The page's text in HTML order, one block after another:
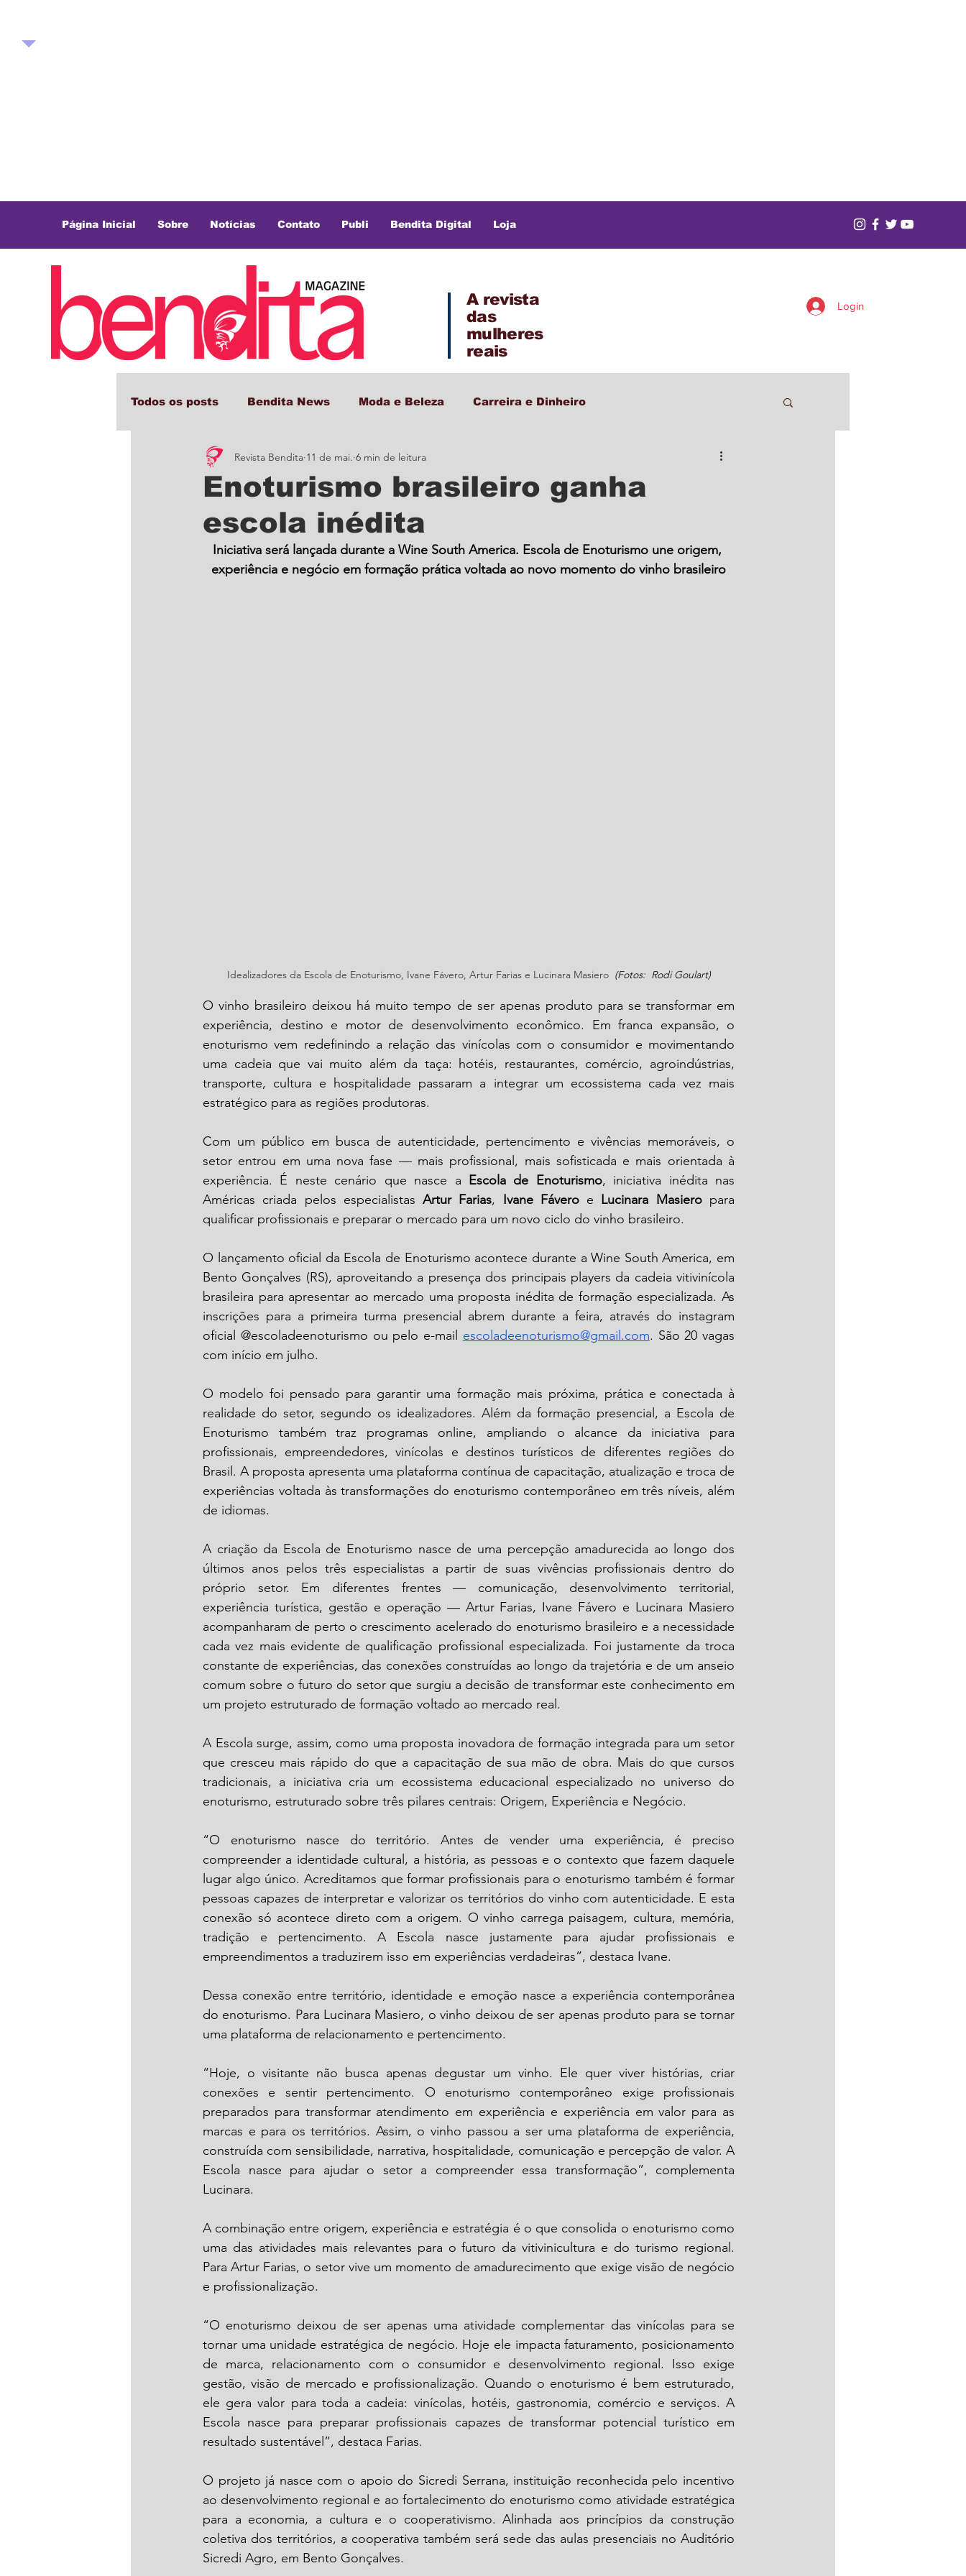
Página Inicial Sobre Notícias Contato Publi Bendita Digital Loja
A revista
das
mulheres
reais
Login
Todos os posts Bendita News Moda e Beleza Carreira e Dinheiro
Comportamento e Cultura Decor + Gastro + Turismo
Enoturismo brasileiro ganha
escola inédita
Revista Bendita 11 de mai. 6 min de leitura
Iniciativa será lançada durante a Wine South America. Escola de Enoturismo une origem,
experiência e negócio em formação prática voltada ao novo momento do vinho brasileiro
Idealizadores da Escola de Enoturismo, Ivane Fávero, Artur Farias e Lucinara Masiero (Fotos: Rodi Goulart)
O vinho brasileiro deixou há muito tempo de ser apenas produto para se transformar em
experiência, destino e motor de desenvolvimento econômico. Em franca expansão, o
enoturismo vem redefinindo a relação das vinícolas com o consumidor e movimentando
uma cadeia que vai muito além da taça: hotéis, restaurantes, comércio, agroindústrias,
transporte, cultura e hospitalidade passaram a integrar um ecossistema cada vez mais
estratégico para as regiões produtoras.
Com um público em busca de autenticidade, pertencimento e vivências memoráveis, o
setor entrou em uma nova fase — mais profissional, mais sofisticada e mais orientada à
experiência. É neste cenário que nasce a Escola de Enoturismo, iniciativa inédita nas
Américas criada pelos especialistas Artur Farias, Ivane Fávero e Lucinara Masiero para
qualificar profissionais e preparar o mercado para um novo ciclo do vinho brasileiro.
O lançamento oficial da Escola de Enoturismo acontece durante a Wine South America, em
Bento Gonçalves (RS), aproveitando a presença dos principais players da cadeia vitivinícola
brasileira para apresentar ao mercado uma proposta inédita de formação especializada. As
inscrições para a primeira turma presencial abrem durante a feira, através do instagram
oficial @escoladeenoturismo ou pelo e-mail escoladeenoturismo@gmail.com. São 20 vagas
com início em julho.
O modelo foi pensado para garantir uma formação mais próxima, prática e conectada à
realidade do setor, segundo os idealizadores. Além da formação presencial, a Escola de
Enoturismo também traz programas online, ampliando o alcance da iniciativa para
profissionais, empreendedores, vinícolas e destinos turísticos de diferentes regiões do
Brasil. A proposta apresenta uma plataforma contínua de capacitação, atualização e troca de
experiências voltada às transformações do enoturismo contemporâneo em três níveis, além
de idiomas.
A criação da Escola de Enoturismo nasce de uma percepção amadurecida ao longo dos
últimos anos pelos três especialistas a partir de suas vivências profissionais dentro do
próprio setor. Em diferentes frentes — comunicação, desenvolvimento territorial,
experiência turística, gestão e operação — Artur Farias, Ivane Fávero e Lucinara Masiero
acompanharam de perto o crescimento acelerado do enoturismo brasileiro e a necessidade
cada vez mais evidente de qualificação profissional especializada. Foi justamente da troca
constante de experiências, das conexões construídas ao longo da trajetória e de um anseio
comum sobre o futuro do setor que surgiu a decisão de transformar este conhecimento em
um projeto estruturado de formação voltado ao mercado real.
A Escola surge, assim, como uma proposta inovadora de formação integrada para um setor
que cresceu mais rápido do que a capacitação de sua mão de obra. Mais do que cursos
tradicionais, a iniciativa cria um ecossistema educacional especializado no universo do
enoturismo, estruturado sobre três pilares centrais: Origem, Experiência e Negócio.
“O enoturismo nasce do território. Antes de vender uma experiência, é preciso
compreender a identidade cultural, a história, as pessoas e o contexto que fazem daquele
lugar algo único. Acreditamos que formar profissionais para o enoturismo também é formar
pessoas capazes de interpretar e valorizar os territórios do vinho com autenticidade. E esta
conexão só acontece direto com a origem. O vinho carrega paisagem, cultura, memória,
tradição e pertencimento. A Escola nasce justamente para ajudar profissionais e
empreendimentos a traduzirem isso em experiências verdadeiras”, destaca Ivane.
Dessa conexão entre território, identidade e emoção nasce a experiência contemporânea
do enoturismo. Para Lucinara Masiero, o vinho deixou de ser apenas produto para se tornar
uma plataforma de relacionamento e pertencimento.
“Hoje, o visitante não busca apenas degustar um vinho. Ele quer viver histórias, criar
conexões e sentir pertencimento. O enoturismo contemporâneo exige profissionais
preparados para transformar atendimento em experiência e experiência em valor para as
marcas e para os territórios. Assim, o vinho passou a ser uma plataforma de experiência,
construída com sensibilidade, narrativa, hospitalidade, comunicação e percepção de valor. A
Escola nasce para ajudar o setor a compreender essa transformação”, complementa
Lucinara.
A combinação entre origem, experiência e estratégia é o que consolida o enoturismo como
uma das atividades mais relevantes para o futuro da vitivinicultura e do turismo regional.
Para Artur Farias, o setor vive um momento de amadurecimento que exige visão de negócio
e profissionalização.
“O enoturismo deixou de ser apenas uma atividade complementar das vinícolas para se
tornar uma unidade estratégica de negócio. Hoje ele impacta faturamento, posicionamento
de marca, relacionamento com o consumidor e desenvolvimento regional. Isso exige
gestão, visão de mercado e profissionalização. Quando o enoturismo é bem estruturado,
ele gera valor para toda a cadeia: vinícolas, hotéis, gastronomia, comércio e serviços. A
Escola nasce para preparar profissionais capazes de transformar potencial turístico em
resultado sustentável”, destaca Farias.
O projeto já nasce com o apoio do Sicredi Serrana, instituição reconhecida pelo incentivo
ao desenvolvimento regional e ao fortalecimento do enoturismo como atividade estratégica
para a economia, a cultura e o cooperativismo. Alinhada aos princípios da construção
coletiva dos territórios, a cooperativa também será sede das aulas presenciais no Auditório
Sicredi Agro, em Bento Gonçalves.